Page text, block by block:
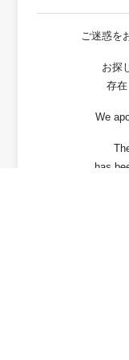
ご迷惑を
お探
存在
We
has